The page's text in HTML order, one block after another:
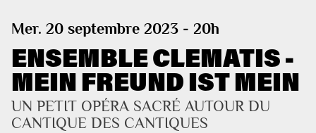
Mer. 20 septembre 2023 - 20h
ENSEMBLE CLEMATIS -
MEIN FREUND IST MEIN
UN PETIT OPÉRA SACRÉ AUTOUR DU
CANTIQUE DES CANTIQUES